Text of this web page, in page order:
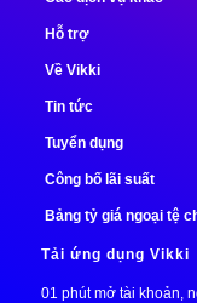
Hỗ trợ
Về Vikki
Tin tức
Tuyển dụng
Công bố lãi suất
Bảng tỷ giá ngoại tệ
Tải ứng dụng Vikki
01 phút mở tài khoản,